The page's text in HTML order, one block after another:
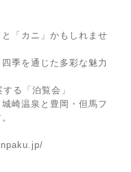
「カニ」かもしれませ
季を通じた多彩な魅力
る「泊覧会」
崎温泉と豊岡・但馬フ